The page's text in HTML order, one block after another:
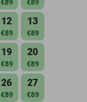
€89 €89
12
€89
13
€89
19
€89
20
€89
26
€89
27
€89